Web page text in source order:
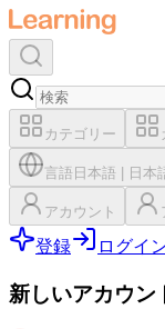
カテゴリー
言語 日本語 日本
アカウント
登録 ログイ
新しいアカウン